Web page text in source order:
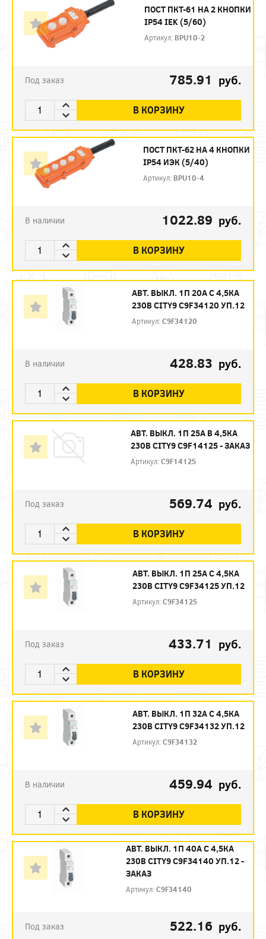
ПОСТ ПКТ-61 НА 2 КНОПКИ
IP54 IEK (5/60)
Артикул: BPU10-2
Под заказ 785.91 руб.
В КОРЗИНУ
ПОСТ ПКТ-62 НА 4 КНОПКИ
IP54 ИЭК (5/40)
Артикул: BPU10-4
В наличии 1022.89 руб.
В КОРЗИНУ
АВТ. ВЫКЛ. 1П 20А С 4,5КА
230В CITY9 C9F34120 УП.12
Артикул:C9F34120
В наличии 428.83 руб.
В КОРЗИНУ
АВТ. ВЫКЛ. 1П 25А B 4,5КА
230В CITY9 C9F14125 - ЗАКАЗ
Артикул:C9F14125
Под заказ 569.74 руб.
В КОРЗИНУ
АВТ. ВЫКЛ. 1П 25А С 4,5КА
230В CITY9 C9F34125 УП.12
Артикул:C9F34125
Под заказ 433.71 руб.
В КОРЗИНУ
АВТ. ВЫКЛ. 1П 32А С 4,5КА
230В CITY9 C9F34132 УП.12
Артикул:C9F34132
В наличии 459.94 руб.
В КОРЗИНУ
АВТ. ВЫКЛ. 1П 40А С 4,5КА
230В CITY9 C9F34140 УП.12 -
ЗАКАЗ
Артикул:C9F34140
Под заказ 522.16 руб.